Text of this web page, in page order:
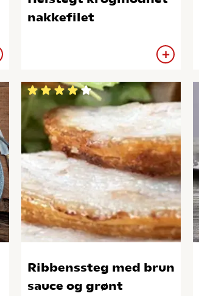
nakkefilet
Ribbenssteg med brun
sauce og grønt